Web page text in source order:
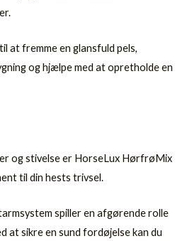
at fremme en glansfuld pels,
og hjælpe med at opretholde en
og stivelse er HorseLux HørfrøMix
til din hests trivsel.
spiller en afgørende rolle
at sikre en sund fordøjelse kan du